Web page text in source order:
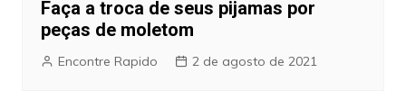
Faça a troca de seus pijamas por
peças de moletom
Encontre Rapido 2 de agosto de 2021